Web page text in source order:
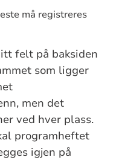
må registreres
felt på baksiden
som ligger
men det
ved hver plass.
programheftet
igjen på